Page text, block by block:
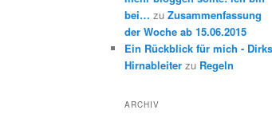
bei… zu Zusammenfassung
der Woche ab 15.06.2015
Ein Rückblick für mich - Dirks
Hirnableiter zu Regeln
ARCHIV